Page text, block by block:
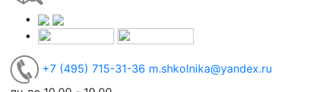
+7 (495) 715-31-36 m.shkolnika@yandex.ru